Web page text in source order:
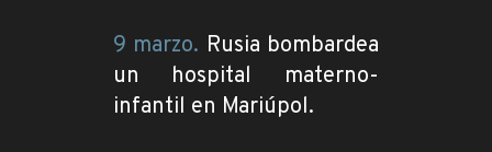
9 marzo. Rusia bombardea
un hospital materno-
infantil en Mariúpol.